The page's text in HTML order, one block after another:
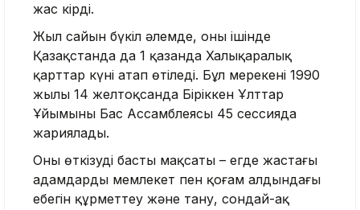
жас кірді.
Жыл сайын бүкіл әлемде, оның ішінде
Қазақстанда да 1 қазанда Халықаралық
қарттар күні атап өтіледі. Бұл мерекені 1990
жылы 14 желтоқсанда Біріккен Ұлттар
Ұйымының Бас Ассамблеясы 45 сессияда
жариялады.
Оны өткізудің басты мақсаты – егде жастағы
адамдардың мемлекет пен қоғам алдындағы
еңбегін құрметтеу және тану, сондай-ақ